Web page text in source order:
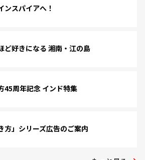
ンスパイアへ！
ど好きになる 湘南・江の島
45周年記念 インド特集
方」シリーズ広告のご案内